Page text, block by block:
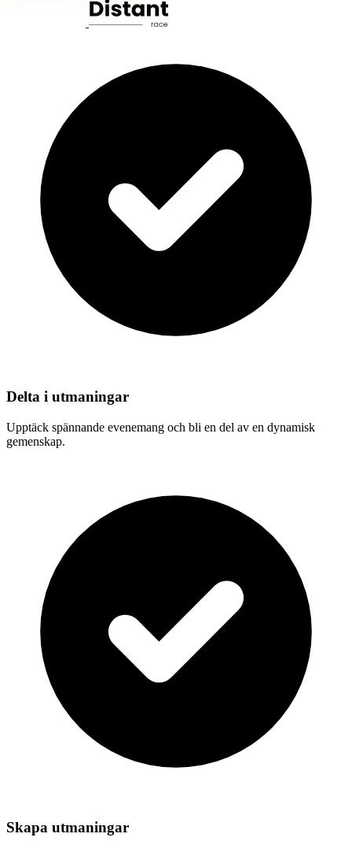
Delta i utmaningar
Upptäck spännande evenemang och bli en del av en dynamisk
gemenskap.
Skapa utmaningar